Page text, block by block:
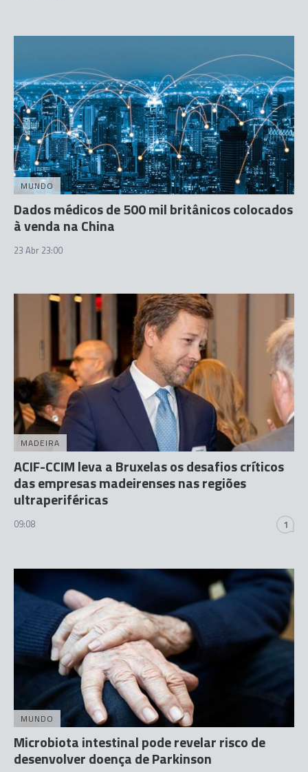
MUNDO
Dados médicos de 500 mil britânicos colocados
à venda na China
23 Abr 23:00
MADEIRA
ACIF-CCIM leva a Bruxelas os desafios críticos
das empresas madeirenses nas regiões
ultraperiféricas
09:08 1
MUNDO
Microbiota intestinal pode revelar risco de
desenvolver doença de Parkinson